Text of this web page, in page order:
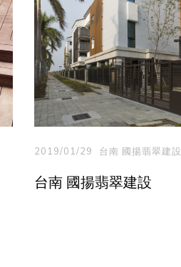
2019/01/29 台南 國揚翡翠建設
台南 國揚翡翠建設